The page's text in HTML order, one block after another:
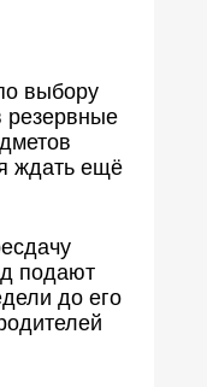
выбору
резервные
ждать ещё
подают
до его